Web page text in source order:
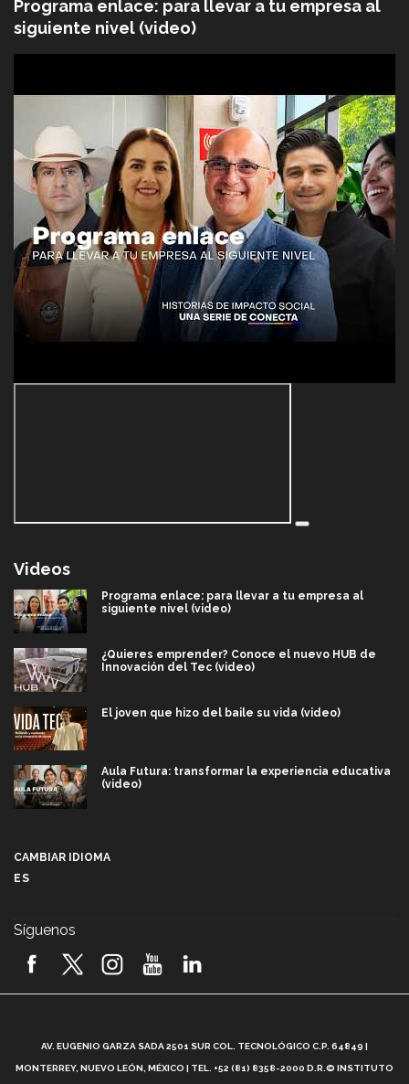
Programa enlace: para llevar a tu empresa al
siguiente nivel (video)
Videos
Programa enlace: para llevar a tu empresa al
siguiente nivel (video)
¿Quieres emprender? Conoce el nuevo HUB de
Innovación del Tec (video)
El joven que hizo del baile su vida (video)
Aula Futura: transformar la experiencia educativa
(video)
2026! (video)
¿Cómo es el Modelo Educativo Tec? (video)
CAMBIAR IDIOMA
ES
Síguenos
AV. EUGENIO GARZA SADA 2501 SUR COL. TECNOLÓGICO C.P. 64849 |
MONTERREY, NUEVO LEÓN, MÉXICO | TEL. +52 (81) 8358-2000 D.R.© INSTITUTO